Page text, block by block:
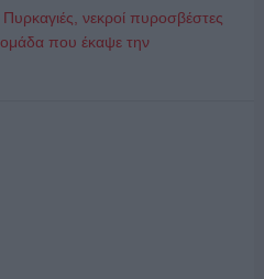
νεκροί πυροσβέστες
που έκαψε την